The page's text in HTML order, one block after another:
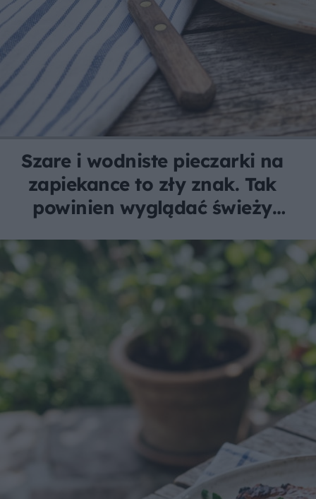
Szare i wodniste pieczarki na
zapiekance to zły znak. Tak
powinien wyglądać świeży